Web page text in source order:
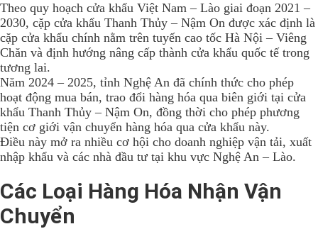
Theo quy hoạch cửa khẩu Việt Nam – Lào giai đoạn 2021 –
2030, cặp cửa khẩu Thanh Thủy – Nậm On được xác định là
cặp cửa khẩu chính nằm trên tuyến cao tốc Hà Nội – Viêng
Chăn và định hướng nâng cấp thành cửa khẩu quốc tế trong
tương lai.
Năm 2024 – 2025, tỉnh Nghệ An đã chính thức cho phép
hoạt động mua bán, trao đổi hàng hóa qua biên giới tại cửa
khẩu Thanh Thủy – Nậm On, đồng thời cho phép phương
tiện cơ giới vận chuyển hàng hóa qua cửa khẩu này.
Điều này mở ra nhiều cơ hội cho doanh nghiệp vận tải, xuất
nhập khẩu và các nhà đầu tư tại khu vực Nghệ An – Lào.
Các Loại Hàng Hóa Nhận Vận
Chuyển